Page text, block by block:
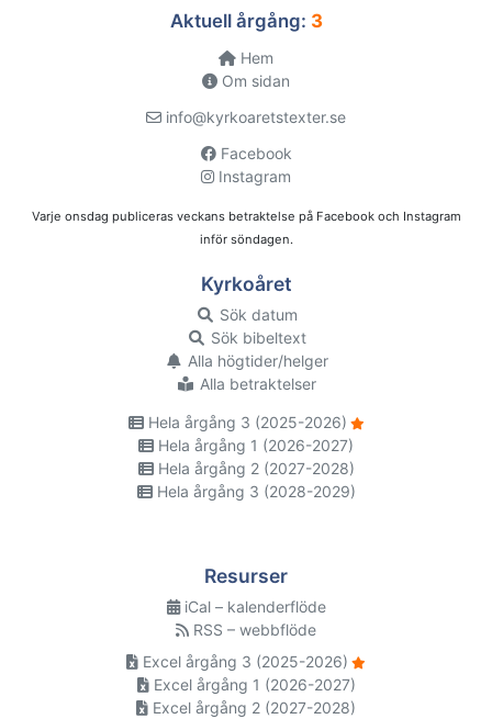
Aktuell årgång: 3
Hem
Om sidan
info@kyrkoaretstexter.se
Facebook
Instagram
Varje onsdag publiceras veckans betraktelse på Facebook och Instagram
inför söndagen.
Kyrkoåret
Sök datum
Sök bibeltext
Alla högtider/helger
Alla betraktelser
Hela årgång 3 (2025-2026)
Hela årgång 1 (2026-2027)
Hela årgång 2 (2027-2028)
Hela årgång 3 (2028-2029)
Resurser
iCal – kalenderflöde
RSS – webbflöde
Excel årgång 3 (2025-2026)
Excel årgång 1 (2026-2027)
Excel årgång 2 (2027-2028)